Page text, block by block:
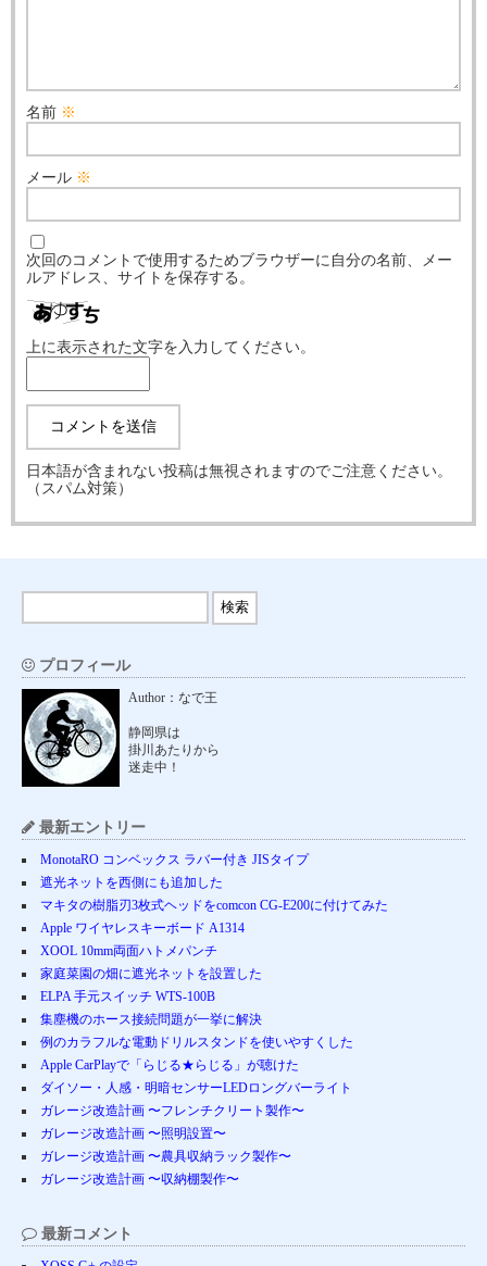
名前 ※
メール ※
次回のコメントで使用するためブラウザーに自分の名前、メー
ルアドレス、サイトを保存する。
上に表示された文字を入力してください。
日本語が含まれない投稿は無視されますのでご注意ください。
（スパム対策）
プロフィール
Author：なで王
静岡県は
掛川あたりから
迷走中！
最新エントリー
MonotaRO コンベックス ラバー付き JISタイプ
遮光ネットを西側にも追加した
マキタの樹脂刃3枚式ヘッドをcomcon CG-E200に付けてみた
Apple ワイヤレスキーボード A1314
XOOL 10mm両面ハトメパンチ
家庭菜園の畑に遮光ネットを設置した
ELPA 手元スイッチ WTS-100B
集塵機のホース接続問題が一挙に解決
例のカラフルな電動ドリルスタンドを使いやすくした
Apple CarPlayで「らじる★らじる」が聴けた
ダイソー・人感・明暗センサーLEDロングバーライト
ガレージ改造計画 〜フレンチクリート製作〜
ガレージ改造計画 〜照明設置〜
ガレージ改造計画 〜農具収納ラック製作〜
ガレージ改造計画 〜収納棚製作〜
最新コメント